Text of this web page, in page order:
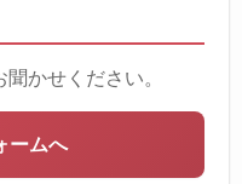
かせください。
ームへ